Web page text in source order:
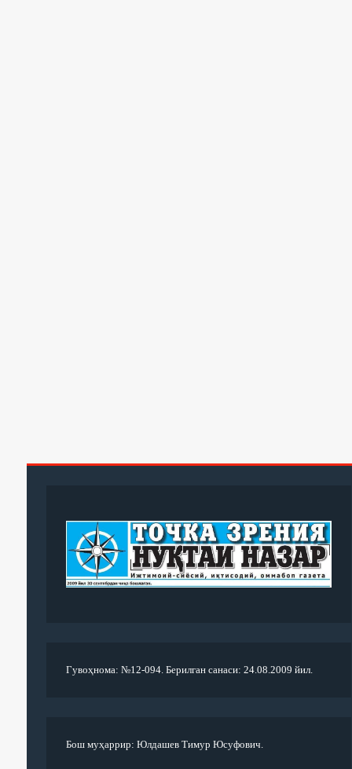
Гувоҳнома: №12-094. Берилган санаси: 24.08.2009 йил.
Бош муҳаррир: Юлдашев Тимур Юсуфович.